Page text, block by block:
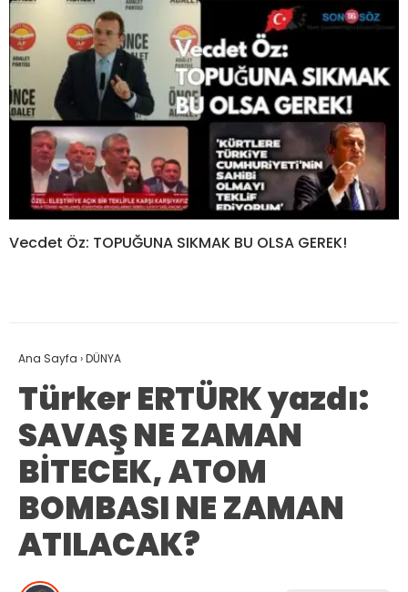
Vecdet Öz: TOPUĞUNA SIKMAK BU OLSA GEREK!
Ana Sayfa ›DÜNYA
Türker ERTÜRK yazdı:
SAVAŞ NE ZAMAN
BİTECEK, ATOM
BOMBASI NE ZAMAN
ATILACAK?